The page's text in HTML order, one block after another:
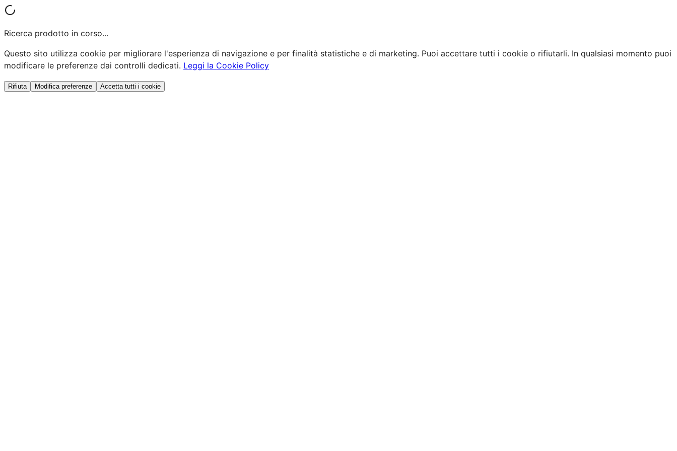
Ricerca prodotto in corso...
Questo sito utilizza cookie per migliorare l'esperienza di navigazione e per finalità statistiche e di marketing. Puoi accettare tutti i cookie o rifiutarli. In qualsiasi momento puoi
modificare le preferenze dai controlli dedicati. Leggi la Cookie Policy
Rifiuta Modifica preferenze Accetta tutti i cookie